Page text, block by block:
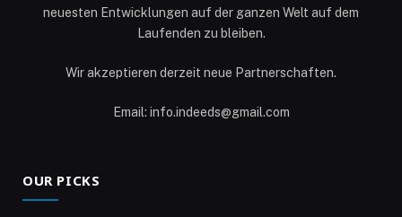
neuesten Entwicklungen auf der ganzen Welt auf dem
Laufenden zu bleiben.
Wir akzeptieren derzeit neue Partnerschaften.
Email: info.indeeds@gmail.com
OUR PICKS